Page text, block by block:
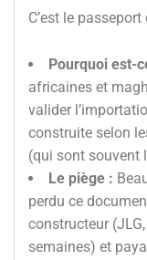
C’est le
Pourquoi est-
africaines et
valider
construite selon
(qui sont souvent
Le piège :
perdu ce
constructeur
semaines) et